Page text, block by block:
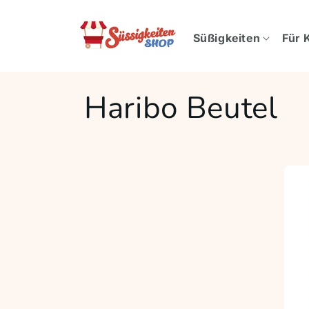
Süßigkeiten Für
Haribo Beutel